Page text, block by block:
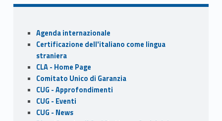
b
o
o
k
d
o
n
l e
Sidebar
Agenda internazionale
Certificazione dell'italiano come lingua
straniera
CLA - Home Page
Comitato Unico di Garanzia
CUG - Approfondimenti
CUG - Eventi
CUG - News